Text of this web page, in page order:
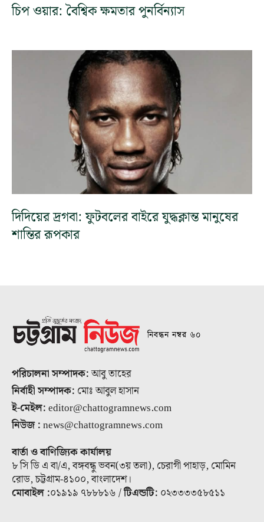
চিপ ওয়ার: বৈশ্বিক ক্ষমতার পুনর্বিন্যাস
দিদিয়ের দ্রগবা: ফুটবলের বাইরে যুদ্ধক্লান্ত মানুষের
শান্তির রূপকার
নিবন্ধন নম্বর ৬০
পরিচালনা সম্পাদক:আবু তাহের
নির্বাহী সম্পাদক: মোঃ আবুল হাসান
ই-মেইল:editor@chattogramnews.com
নিউজ :news@chattogramnews.com
বার্তা ও বাণিজ্যিক কার্যালয়
৮ সি ডি এ বা/এ, বঙ্গবন্ধু ভবন(৩য় তলা), চেরাগী পাহাড়, মোমিন
রোড, চট্টগ্রাম-৪১০০, বাংলাদেশ।
মোবাইল :০১৯১৯ ৭৮৮৮১৬ /টিএন্ডটি: ০২৩৩৩৩৫৮৫১১